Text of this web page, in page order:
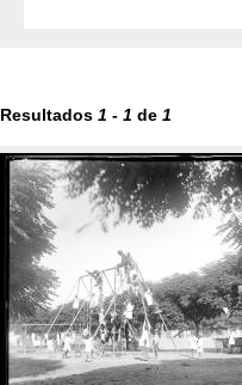
Resultados 1 - 1 de 1